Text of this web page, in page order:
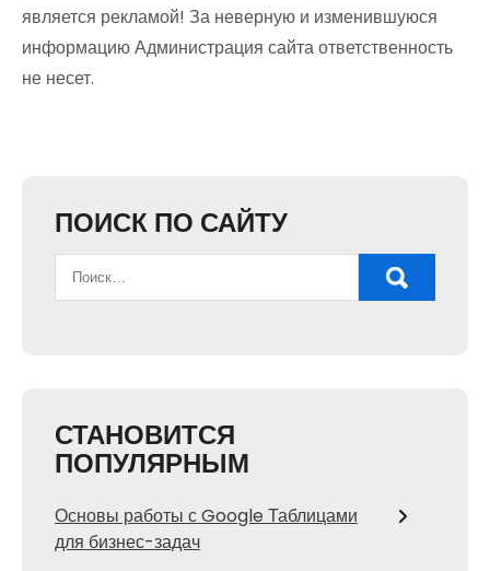
является рекламой! За неверную и изменившуюся
информацию Администрация сайта ответственность
не несет.
ПОИСК ПО САЙТУ
СТАНОВИТСЯ
ПОПУЛЯРНЫМ
Основы работы с Google Таблицами
для бизнес-задач